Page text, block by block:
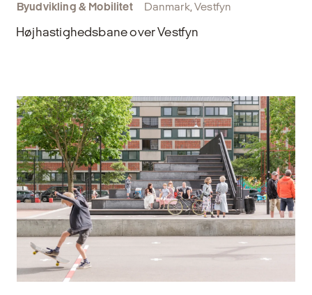
Byudvikling & Mobilitet Danmark, Vestfyn
Højhastighedsbane over Vestfyn